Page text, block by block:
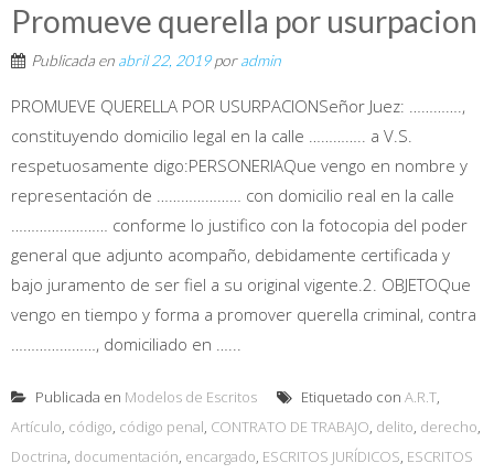
Promueve querella por usurpacion
Publicada en abril 22, 2019poradmin
PROMUEVE QUERELLA POR USURPACIONSeñor Juez: ………….,
constituyendo domicilio legal en la calle ………….. a V.S.
respetuosamente digo:PERSONERIAQue vengo en nombre y
representación de ………………… con domicilio real en la calle
…………………… conforme lo justifico con la fotocopia del poder
general que adjunto acompaño, debidamente certificada y
bajo juramento de ser fiel a su original vigente.2. OBJETOQue
vengo en tiempo y forma a promover querella criminal, contra
…………………, domiciliado en …...
Publicada en Modelos de Escritos Etiquetado con A.R.T,
Artículo, código, código penal, CONTRATO DE TRABAJO, delito, derecho,
Doctrina, documentación, encargado, ESCRITOS JURÍDICOS, ESCRITOS